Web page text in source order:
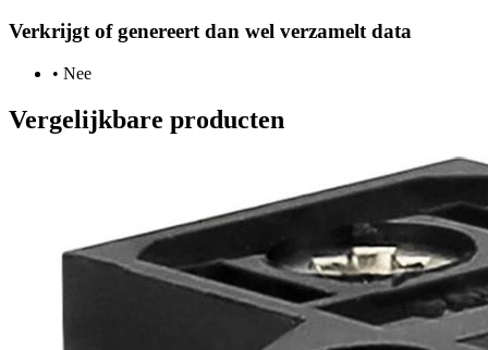
Verkrijgt of genereert dan wel verzamelt data
• Nee
Vergelijkbare producten